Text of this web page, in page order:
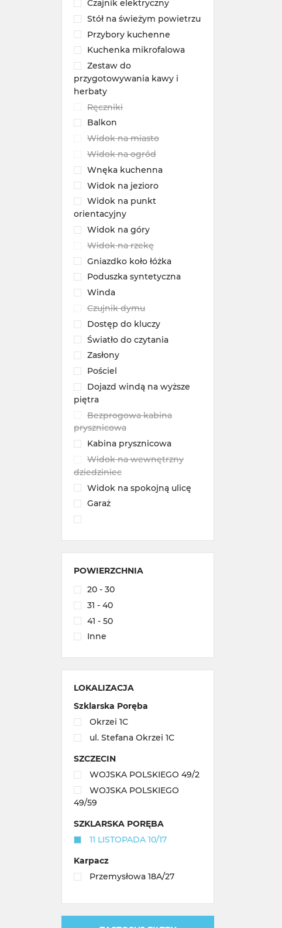
Czajnik elektryczny
Stół na świeżym powietrzu
Przybory kuchenne
Kuchenka mikrofalowa
Zestaw do
przygotowywania kawy i
herbaty
Ręczniki
Balkon
Widok na miasto
Widok na ogród
Wnęka kuchenna
Widok na jezioro
Widok na punkt
orientacyjny
Widok na góry
Widok na rzekę
Gniazdko koło łóżka
Poduszka syntetyczna
Winda
Czujnik dymu
Dostęp do kluczy
Światło do czytania
Zasłony
Pościel
Dojazd windą na wyższe
piętra
Bezprogowa kabina
prysznicowa
Kabina prysznicowa
Widok na wewnętrzny
dziedziniec
Widok na spokojną ulicę
Garaż
POWIERZCHNIA
20 - 30
31 - 40
41 - 50
Inne
LOKALIZACJA
Szklarska Poręba
Okrzei 1C
ul. Stefana Okrzei 1C
SZCZECIN
WOJSKA POLSKIEGO 49/2
WOJSKA POLSKIEGO
49/59
SZKLARSKA PORĘBA
11 LISTOPADA 10/17
Karpacz
Przemysłowa 18A/27